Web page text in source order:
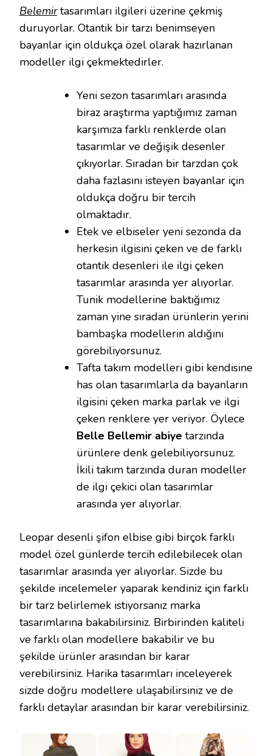
Belemirtasarımları ilgileri üzerine çekmiş
duruyorlar. Otantik bir tarzı benimseyen
bayanlar için oldukça özel olarak hazırlanan
modeller ilgi çekmektedirler.
Yeni sezon tasarımları arasında
biraz araştırma yaptığımız zaman
karşımıza farklı renklerde olan
tasarımlar ve değişik desenler
çıkıyorlar. Sıradan bir tarzdan çok
daha fazlasını isteyen bayanlar için
oldukça doğru bir tercih
olmaktadır.
Etek ve elbiseler yeni sezonda da
herkesin ilgisini çeken ve de farklı
otantik desenleri ile ilgi çeken
tasarımlar arasında yer alıyorlar.
Tunik modellerine baktığımız
zaman yine sıradan ürünlerin yerini
bambaşka modellerin aldığını
görebiliyorsunuz.
Tafta takım modelleri gibi kendisine
has olan tasarımlarla da bayanların
ilgisini çeken marka parlak ve ilgi
çeken renklere yer veriyor. Öylece
Belle Bellemir abiye tarzında
ürünlere denk gelebiliyorsunuz.
İkili takım tarzında duran modeller
de ilgi çekici olan tasarımlar
arasında yer alıyorlar.
Leopar desenli şifon elbise gibi birçok farklı
model özel günlerde tercih edilebilecek olan
tasarımlar arasında yer alıyorlar. Sizde bu
şekilde incelemeler yaparak kendiniz için farklı
bir tarz belirlemek istiyorsanız marka
tasarımlarına bakabilirsiniz. Birbirinden kaliteli
ve farklı olan modellere bakabilir ve bu
şekilde ürünler arasından bir karar
verebilirsiniz. Harika tasarımları inceleyerek
sizde doğru modellere ulaşabilirsiniz ve de
farklı detaylar arasından bir karar verebilirsiniz.